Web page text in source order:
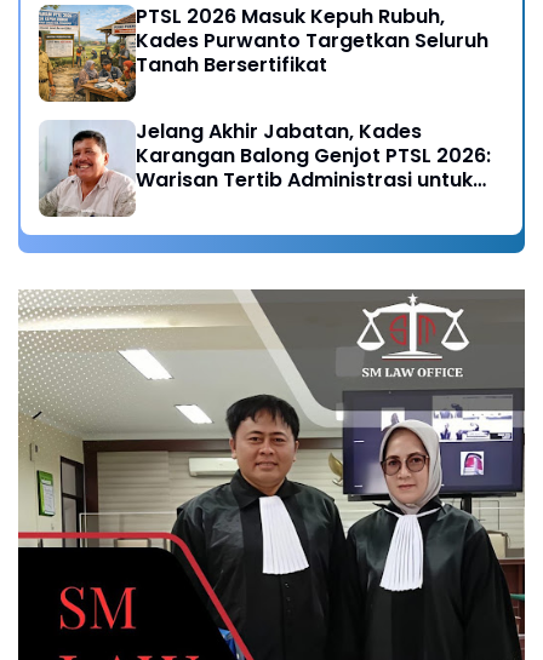
PTSL 2026 Masuk Kepuh Rubuh,
Kades Purwanto Targetkan Seluruh
Tanah Bersertifikat
Jelang Akhir Jabatan, Kades
Karangan Balong Genjot PTSL 2026:
Warisan Tertib Administrasi untuk